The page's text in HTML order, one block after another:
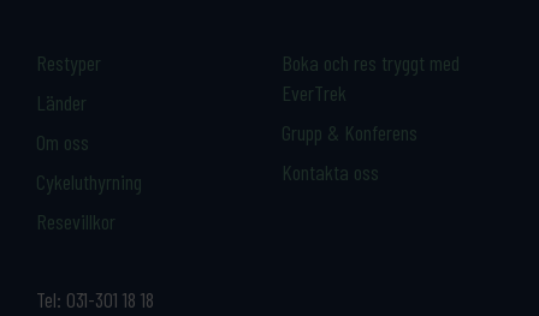
Tel: 031-301 18 18
Restyper
Länder
Om oss
Cykeluthyrning
Resevillkor
Boka och res tryggt med
EverTrek
Grupp & Konferens
Kontakta oss